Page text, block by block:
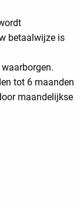
betaalwijze is
tot 6 maanden
maandelijkse